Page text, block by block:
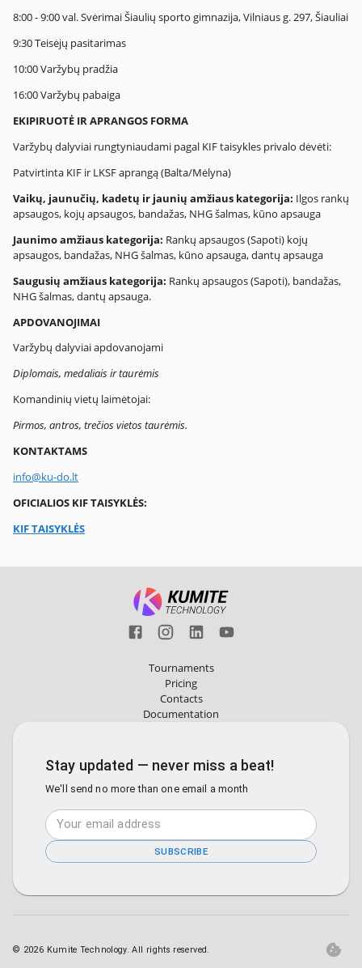
8:00 - 9:00 val. Svėrimai Šiaulių sporto gimnazija, Vilniaus g. 297, Šiauliai
9:30 Teisėjų pasitarimas
10:00 Varžybų pradžia
16:00 Varžybų pabaiga
EKIPIRUOTĖ IR APRANGOS FORMA
Varžybų dalyviai rungtyniaudami pagal KIF taisykles privalo dėvėti:
Patvirtinta KIF ir LKSF aprangą (Balta/Mėlyna)
Vaikų, jaunučių, kadetų ir jaunių amžiaus kategorija: Ilgos rankų
apsaugos, kojų apsaugos, bandažas, NHG šalmas, kūno apsauga
Jaunimo amžiaus kategorija: Rankų apsaugos (Sapoti) kojų
apsaugos, bandažas, NHG šalmas, kūno apsauga, dantų apsauga
Saugusių amžiaus kategorija: Rankų apsaugos (Sapoti), bandažas,
NHG šalmas, dantų apsauga.
APDOVANOJIMAI
Varžybų dalyviai apdovanojami
Diplomais, medaliais ir taurėmis
Komandinių vietų laimėtojai:
Pirmos, antros, trečios vietos taurėmis.
KONTAKTAMS
info@ku-do.lt
OFICIALIOS KIF TAISYKLĖS:
KIF TAISYKLĖS
Tournaments
Pricing
Contacts
Documentation
Stay updated — never miss a beat!
We'll send no more than one email a month
SUBSCRIBE
© 2026 Kumite Technology. All rights reserved.